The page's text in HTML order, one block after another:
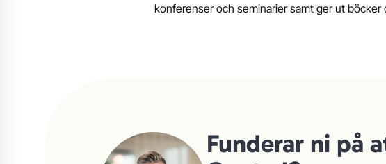
konferenser och seminarier samt ger ut böcker
Funderar ni på